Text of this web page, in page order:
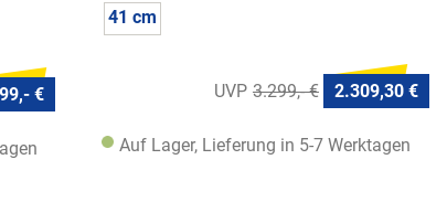
€
41 cm
3.299,- € 2.309,30 €
Auf Lager, Lieferung in 5-7 Werktagen